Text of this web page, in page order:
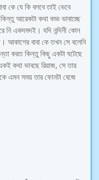
কে যে কি বলবে তাই ভেবে
আরেকটা কথা বড্ড ভাবাচ্ছে
নি একদমদই। যদি নন্দিনী কোন
আকাশের বাবা কে তখন সে বলেনি
করত কিন্তু কিছু একটা ঘটেছে
কথা ভাবছে রিয়াজ, সে তার
এমন সময় তার ফোনটা বেজে